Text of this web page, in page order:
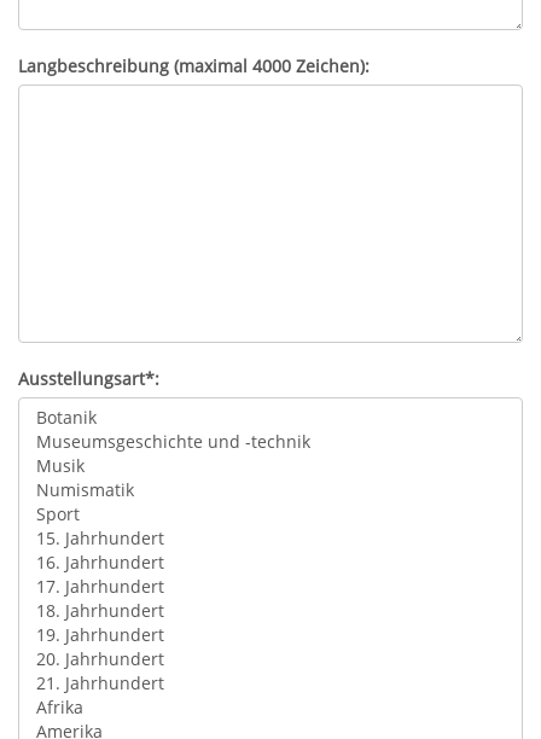
Langbeschreibung (maximal 4000 Zeichen):
Ausstellungsart*: